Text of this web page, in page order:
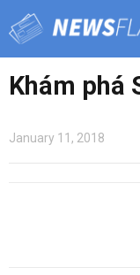
Khám phá
January 11, 2018